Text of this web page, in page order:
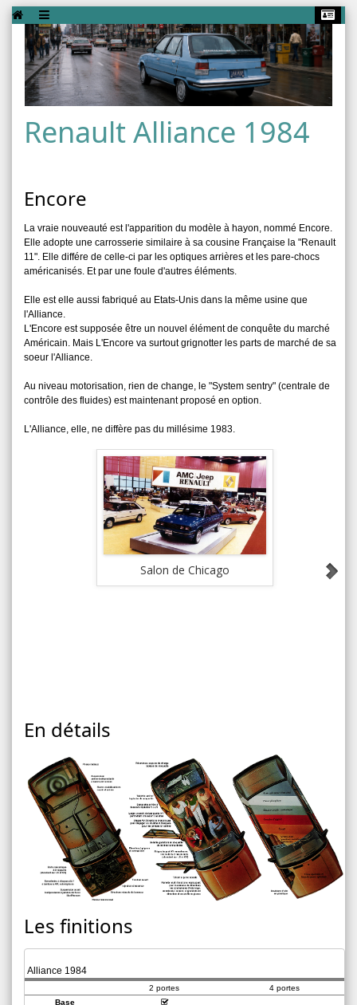
Renault Alliance 1984
Encore
La vraie nouveauté est l'apparition du modèle à hayon, nommé Encore.
Elle adopte une carrosserie similaire à sa cousine Française la "Renault
11". Elle différe de celle-ci par les optiques arrières et les pare-chocs
américanisés. Et par une foule d'autres éléments.
Elle est elle aussi fabriqué au Etats-Unis dans la même usine que
l'Alliance.
L'Encore est supposée être un nouvel élément de conquête du marché
Américain. Mais L'Encore va surtout grignotter les parts de marché de sa
soeur l'Alliance.
Au niveau motorisation, rien de change, le "System sentry" (centrale de
contrôle des fluides) est maintenant proposé en option.
L'Alliance, elle, ne diffère pas du millésime 1983.
Salon de Chicago
En détails
Les finitions
Alliance 1984
2 portes
4 portes
Base